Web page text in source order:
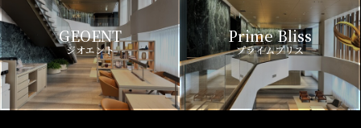
GEOENT
ジオエント
Prime Bliss
プライムブリス